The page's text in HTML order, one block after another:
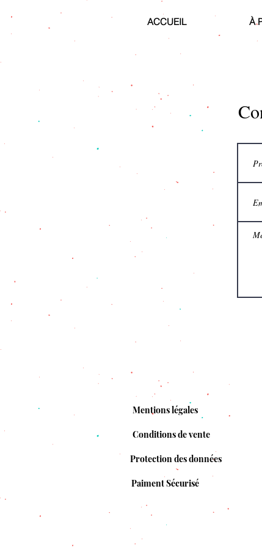
ACCUEIL À
Mentions légales
Conditions de vente
Protection des données
Paiment Sécurisé